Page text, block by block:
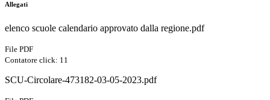
Allegati
elenco scuole calendario approvato dalla regione.pdf
File PDF
Contatore click: 11
SCU-Circolare-473182-03-05-2023.pdf